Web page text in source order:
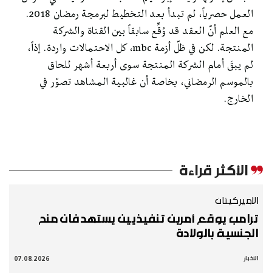
العمل حصرياً، لم تبدأ بعد التخطيط لبرمجة رمضان 2018.
مع العلم أنّ العقد قد وُقِّع سابقاً بين القناة والشركة
المنتجة. لكن في ظلّ أزمة mbc، كل الاحتمالات واردة. إذاً،
لم يبقَ أمام الشركة المنتجة سوى أربعة أشهر للحاق
بالموسم الرمضاني، بخاصة أن غالبية المشاهد تصوّر في
الخارج.
الأكثر قراءة
الأميركيتان
ترامب يوقع أمرين تنفيذيين يستهدفان منح
الجنسية بالولادة
الأخبار 07.08.2026